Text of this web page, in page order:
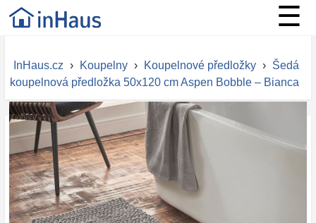
☰
InHaus.cz › Koupelny › Koupelnové předložky › Šedá
koupelnová předložka 50x120 cm Aspen Bobble – Bianca